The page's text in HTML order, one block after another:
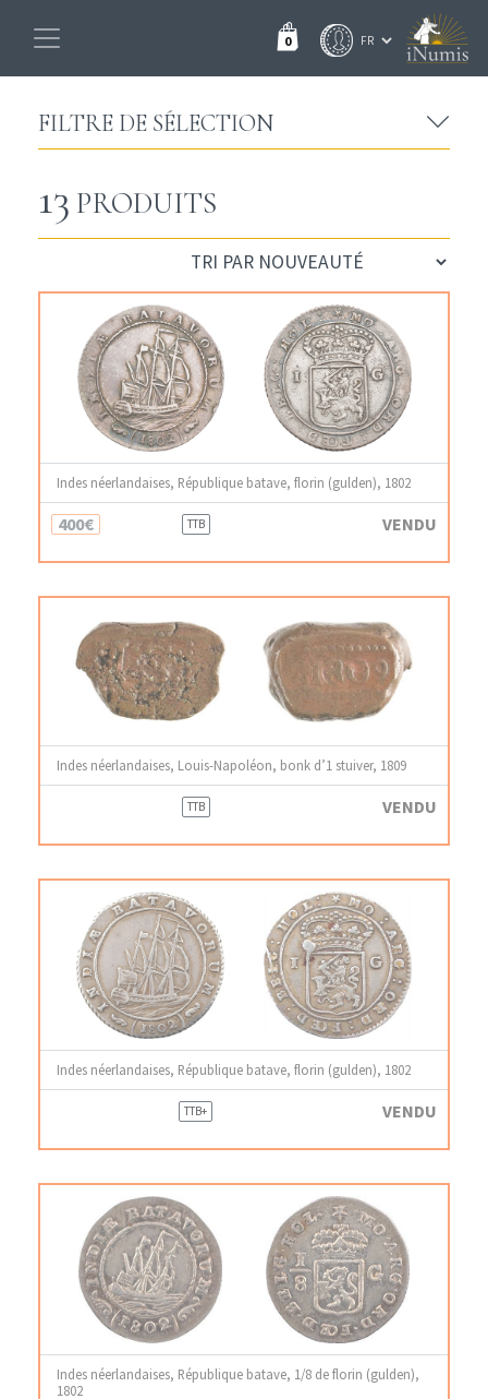
0
FILTRE DE SÉLECTION
13 PRODUITS
Indes néerlandaises, République batave, florin (gulden), 1802
400€ TTB VENDU
Indes néerlandaises, Louis-Napoléon, bonk d’1 stuiver, 1809
TTB VENDU
Indes néerlandaises, République batave, florin (gulden), 1802
TTB+ VENDU
Indes néerlandaises, République batave, 1/8 de florin (gulden),
1802